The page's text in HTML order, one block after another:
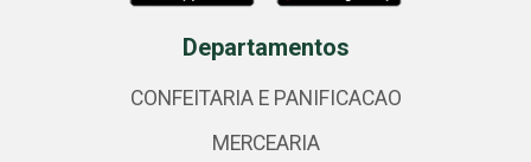
Departamentos
CONFEITARIA E PANIFICACAO
MERCEARIA